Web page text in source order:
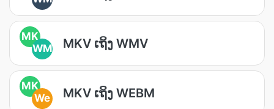
MK
WM
MKV ເຖິງ WMV
MK
We
MKV ເຖິງ WEBM